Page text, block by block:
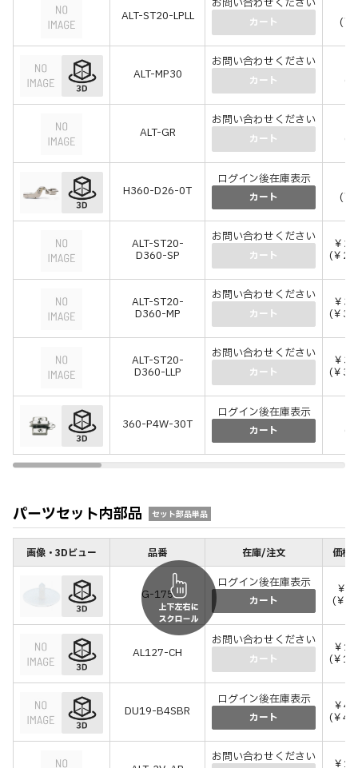
ALT-ST20-LPLL
お問い合わせください
カート (￥
ALT-MP30
お問い合わせください
カート (
ALT-GR
お問い合わせください
カート (
H360-D26-0T
ログイン後在庫表示
カート (￥
ALT-ST20-
D360-SP
お問い合わせください
カート
￥
(￥
ALT-ST20-
D360-MP
お問い合わせください
カート
￥
(￥
ALT-ST20-
D360-LLP
お問い合わせください
カート
￥
(￥
360-P4W-30T
ログイン後在庫表示
カート (
パーツセット内部品 セット部品単品
画像・3Dビュー 品番 在庫/注文 価格(
G-175
ログイン後在庫表示
カート
￥
(￥
AL127-CH
お問い合わせください
カート
￥
(￥
DU19-B4SBR
ログイン後在庫表示
カート
￥
(￥
お問い合わせください ￥